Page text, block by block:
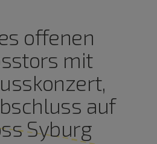
offenen
mit
auf
Syburg